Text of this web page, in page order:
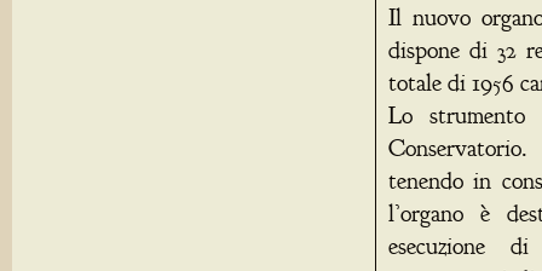
Il nuovo
dispone di 32
totale di 1956
Lo
tenendo in
l’organo è
esecuzione